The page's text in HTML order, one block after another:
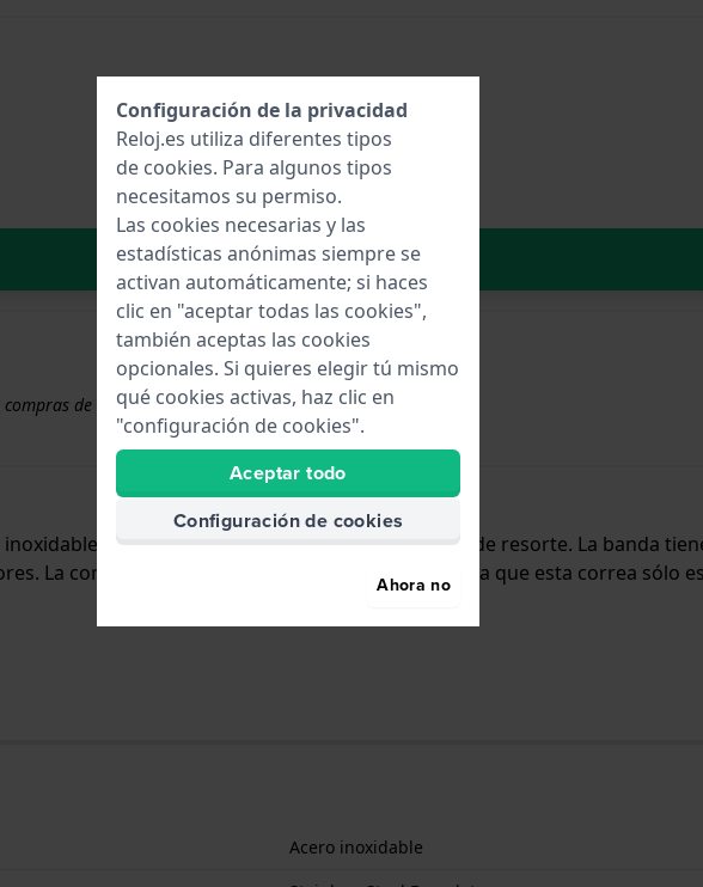
Añadir al carrito
de correas superiores a 50 €
y se adjunta al reloj mediante pasadores de resorte. La banda
La correa no tiene montura recta, lo que significa que esta correa sólo
Acero inoxidable
Configuración de la privacidad
Reloj.es utiliza diferentes tipos
de cookies. Para algunos tipos
necesitamos su permiso.
Las cookies necesarias y las
estadísticas anónimas siempre se
activan automáticamente; si haces
clic en "aceptar todas las cookies",
también aceptas las cookies
opcionales. Si quieres elegir tú mismo
qué cookies activas, haz clic en
"configuración de cookies".
Aceptar todo
Configuración de cookies
Ahora no